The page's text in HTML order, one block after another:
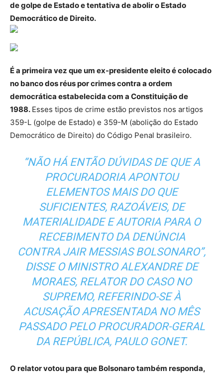
de golpe de Estado e tentativa de abolir o Estado
Democrático de Direito.
É a primeira vez que um ex-presidente eleito é colocado
no banco dos réus por crimes contra a ordem
democrática estabelecida com a Constituição de
1988. Esses tipos de crime estão previstos nos artigos
359-L (golpe de Estado) e 359-M (abolição do Estado
Democrático de Direito) do Código Penal brasileiro.
“NÃO HÁ ENTÃO DÚVIDAS DE QUE A
PROCURADORIA APONTOU
ELEMENTOS MAIS DO QUE
SUFICIENTES, RAZOÁVEIS, DE
MATERIALIDADE E AUTORIA PARA O
RECEBIMENTO DA DENÚNCIA
CONTRA JAIR MESSIAS BOLSONARO”,
DISSE O MINISTRO ALEXANDRE DE
MORAES, RELATOR DO CASO NO
SUPREMO, REFERINDO-SE À
ACUSAÇÃO APRESENTADA NO MÊS
PASSADO PELO PROCURADOR-GERAL
DA REPÚBLICA, PAULO GONET.
O relator votou para que Bolsonaro também responda,